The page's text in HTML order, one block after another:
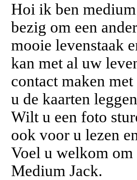
Hoi ik ben
bezig om een
mooie levenstaak
kan met al uw
contact maken
u de kaarten
Wilt u een foto
ook voor u lezen
Voel u welkom
Medium Jack.